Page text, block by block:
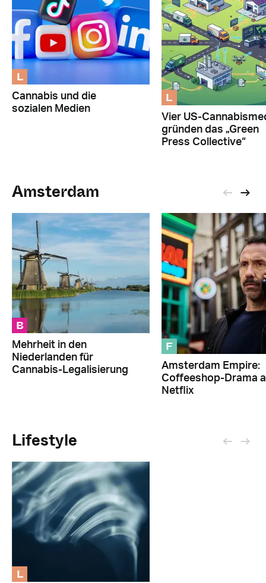
L
Cannabis und die
sozialen Medien
L
Vier US-
gründen das „Green
Press Collective“
Amsterdam
B
Mehrheit in den
Niederlanden für
Cannabis-Legalisierung
F
Amsterdam Empire:
Coffeeshop-Drama
Netflix
Lifestyle
L